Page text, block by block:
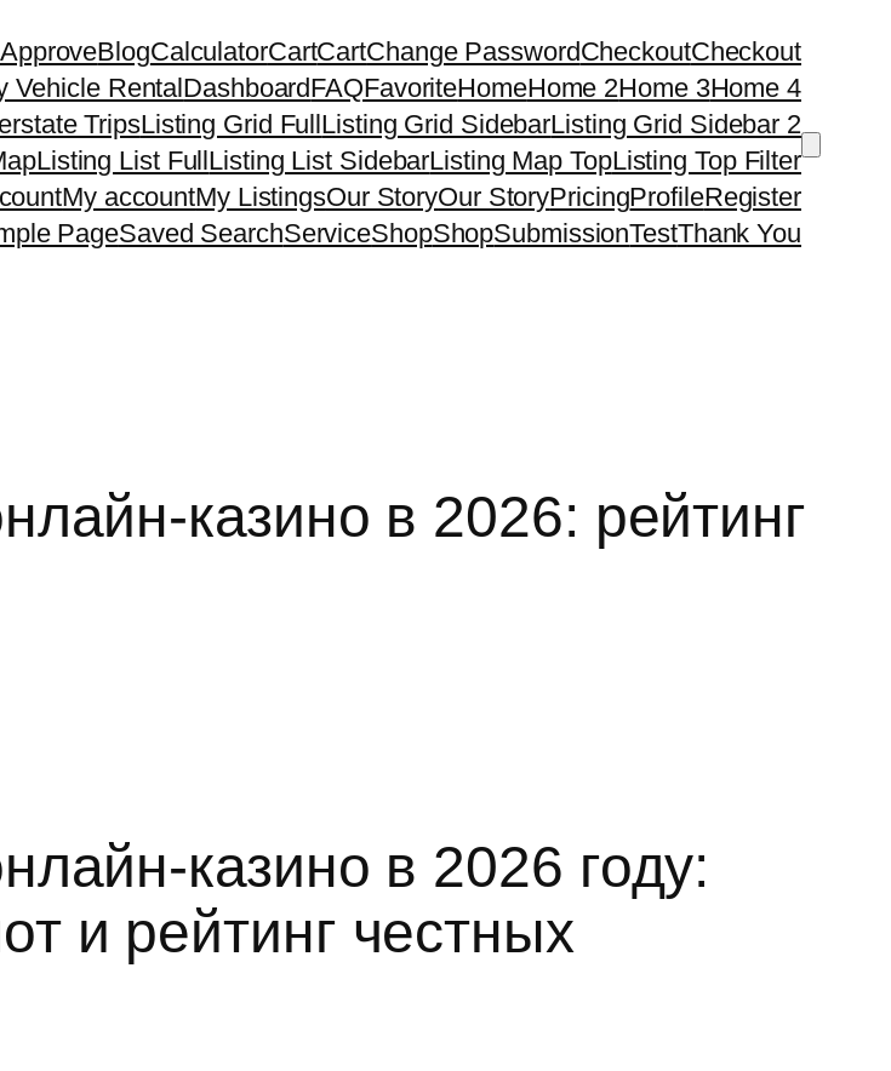
ApproveBlogCalculatorCartCartChange PasswordCheckoutCheckout
Vehicle RentalDashboardFAQFavoriteHomeHome 2Home 3Home 4
TripsListing Grid FullListing Grid SidebarListing Grid Sidebar 2
Listing List FullListing List SidebarListing Map TopListing Top Filter
My accountMy ListingsOur StoryOur StoryPricingProfileRegister
PageSaved SearchServiceShopShopSubmissionTestThank You
казино в 2026: рейтинг
казино в 2026 году:
и рейтинг честных